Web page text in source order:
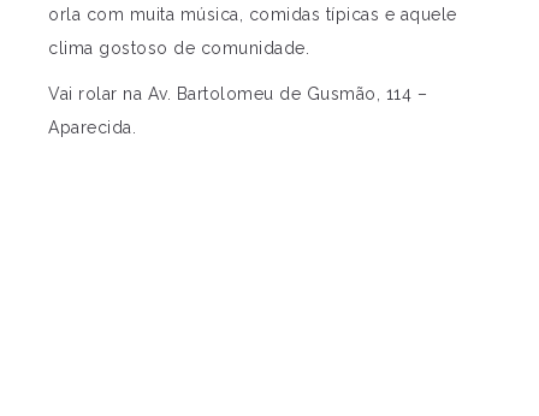
orla com muita música, comidas típicas e aquele
clima gostoso de comunidade.
Vai rolar na Av. Bartolomeu de Gusmão, 114 –
Aparecida.